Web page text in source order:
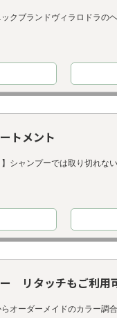
クブランドヴィラロドラ
トメント
シャンプーでは取り切れ
ー リタッチもご利用
オーダーメイドのカラー